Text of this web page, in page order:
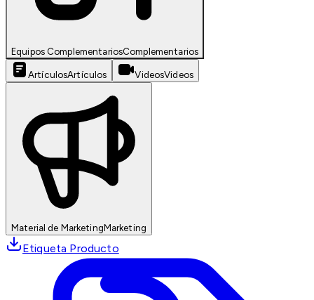
Equipos ComplementariosComplementarios
ArtículosArtículos VideosVideos
Material de MarketingMarketing
Etiqueta Producto